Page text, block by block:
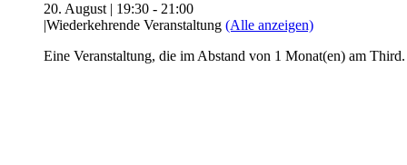
20. August | 19:30 - 21:00
|Wiederkehrende Veranstaltung (Alle anzeigen)
Eine Veranstaltung, die im Abstand von 1 Monat(en) am